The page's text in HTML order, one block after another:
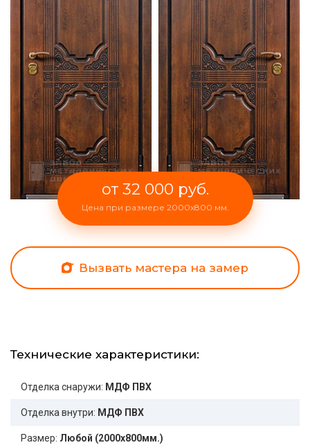
от 32 000 руб.
Цена при размере 2000x800 мм.
Вызвать мастера на замер
Технические характеристики:
Отделка снаружи: МДФ ПВХ
Отделка внутри: МДФ ПВХ
Размер: Любой (2000x800мм.)